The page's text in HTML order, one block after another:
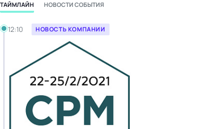
ТАЙМЛАЙН НОВОСТИ СОБЫТИЯ
Среда, 03.03.2021
12:10
НОВОСТЬ КОМПАНИИ